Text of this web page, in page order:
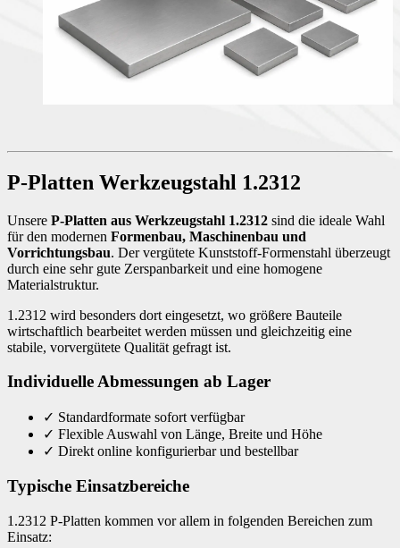
P-Platten Werkzeugstahl 1.2312
Unsere P-Platten aus Werkzeugstahl 1.2312 sind die ideale Wahl
für den modernen Formenbau, Maschinenbau und
Vorrichtungsbau. Der vergütete Kunststoff-Formenstahl überzeugt
durch eine sehr gute Zerspanbarkeit und eine homogene
Materialstruktur.
1.2312 wird besonders dort eingesetzt, wo größere Bauteile
wirtschaftlich bearbeitet werden müssen und gleichzeitig eine
stabile, vorvergütete Qualität gefragt ist.
Individuelle Abmessungen ab Lager
✓ Standardformate sofort verfügbar
✓ Flexible Auswahl von Länge, Breite und Höhe
✓ Direkt online konfigurierbar und bestellbar
Typische Einsatzbereiche
1.2312 P-Platten kommen vor allem in folgenden Bereichen zum
Einsatz: